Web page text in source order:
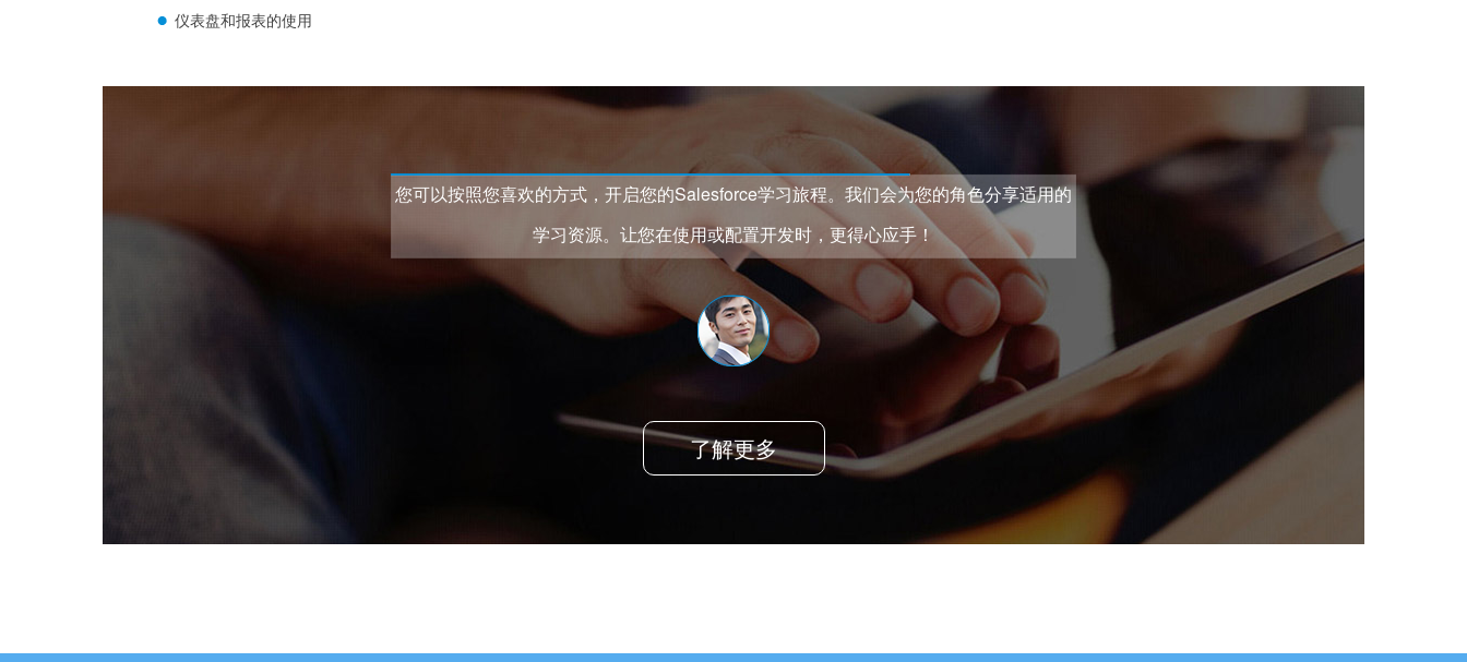
仪表盘和报表的使用
您可以按照您喜欢的方式，开启您的Salesforce学习旅程。我们会为您的角色分享适用的
学习资源。让您在使用或配置开发时，更得心应手！
了解更多